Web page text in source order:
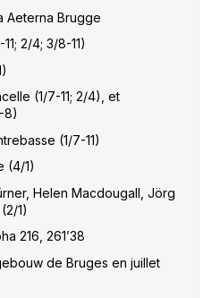
Aeterna Brugge
2/4; 3/8-11)
(1/7-11; 2/4), et
8)
(1/7-11)
(4/1)
Helen Macdougall, Jörg
1)
216, 261’38
de Bruges en juillet